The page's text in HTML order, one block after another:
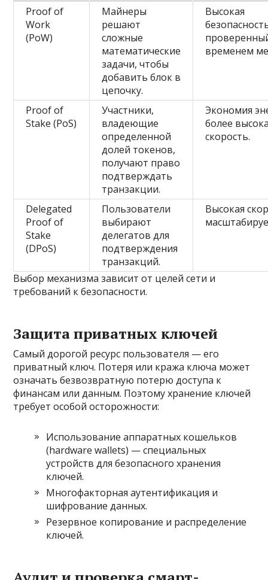
Proof of
Work
(PoW)
Майнеры
решают
сложные
математические
задачи, чтобы
добавить блок в
цепочку.
Высокая
временем
Proof of
Stake (PoS)
Участники,
владеющие
определенной
долей токенов,
получают право
подтверждать
транзакции.
Экономия
более
скорость.
Delegated
Proof of
Stake
(DPoS)
Пользователи
выбирают
делегатов для
подтверждения
транзакций.
Высокая
Выбор механизма зависит от целей сети и
требований к безопасности.
Защита приватных ключей
Самый дорогой ресурс пользователя — его
приватный ключ. Потеря или кража ключа может
означать безвозвратную потерю доступа к
финансам или данным. Поэтому хранение ключей
требует особой осторожности:
Использование аппаратных кошельков
(hardware wallets) — специальных
устройств для безопасного хранения
ключей.
Многофакторная аутентификация и
шифрование данных.
Резервное копирование и распределение
ключей.